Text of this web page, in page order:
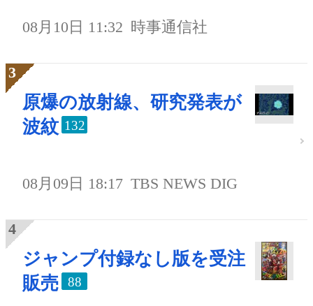
08月10日 11:32 時事通信社
原爆の放射線、研究発表が
波紋 132
08月09日 18:17 TBS NEWS DIG
ジャンプ付録なし版を受注
販売
88